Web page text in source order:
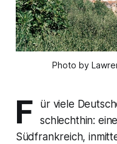
Photo by
F
ür viele
schlechthin:
Südfrankreich,